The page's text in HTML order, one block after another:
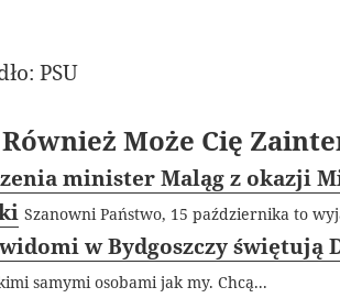
PSU
Może Cię
minister Maląg z okazji
Szanowni Państwo, 15 października to
w Bydgoszczy świętują
samymi osobami jak my. Chcą...